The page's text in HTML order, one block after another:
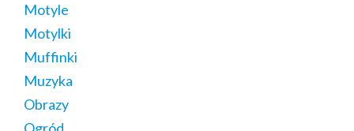
Motyle
Motylki
Muffinki
Muzyka
Obrazy